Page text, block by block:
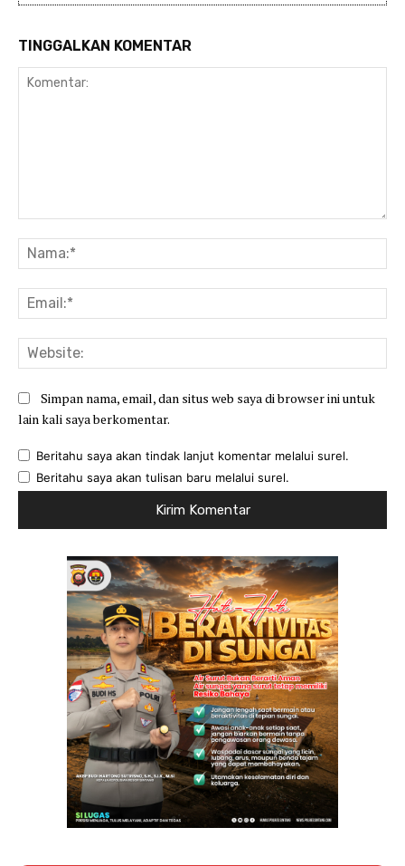
TINGGALKAN KOMENTAR
Simpan nama, email, dan situs web saya di browser ini untuk
lain kali saya berkomentar.
Beritahu saya akan tindak lanjut komentar melalui surel.
Beritahu saya akan tulisan baru melalui surel.